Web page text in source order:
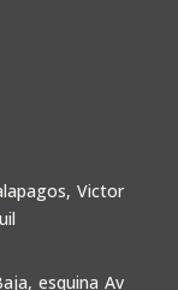
Victor
esquina Av